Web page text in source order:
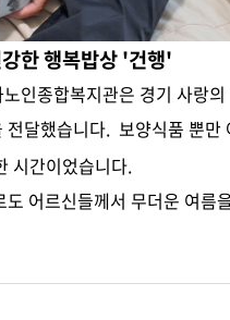
한 행복밥상 '건행'
인종합복지관은 경기 사랑의
전달했습니다. 보양식품 뿐만
시간이었습니다.
어르신들께서 무더운 여름